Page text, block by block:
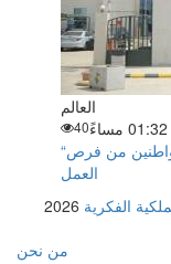
العالم
40
“الداخلية” والعمل” تقران برنامجا لتمكين المواطنين من فرص
العمل
2026
من نحن